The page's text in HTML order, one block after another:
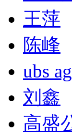
王萍
陈峰
ubs
刘鑫
高盛